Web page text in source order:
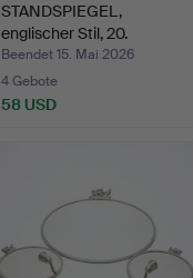
STANDSPIEGEL,
englischer Stil, 20.
Jahrhun…
Beendet 15. Mai 2026
4 Gebote
58 USD